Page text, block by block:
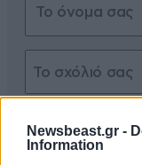
Newsbeast.gr -
Information
Διαβάστε και